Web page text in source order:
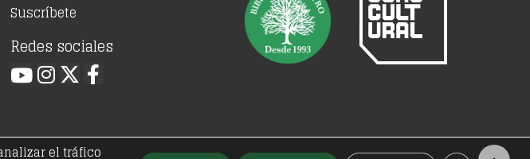
Suscríbete
Redes sociales
el tráfico